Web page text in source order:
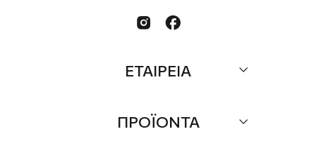
 
ΕΤΑΙΡΕΙΑ
Επικοινωνία
ΠΡΟΪΟΝΤΑ